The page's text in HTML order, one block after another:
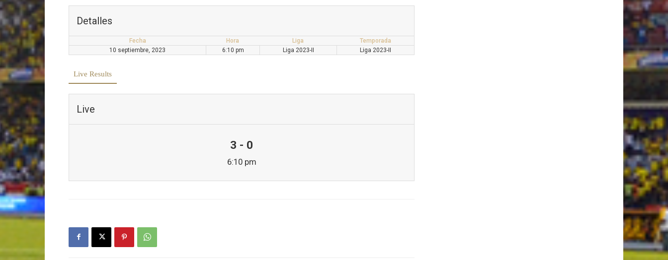
Detalles
Fecha Hora Liga
Temporada
10 septiembre, 2023
6:10 pm Liga 2023-II Liga 2023-II
Live Results
Live
3 - 0
6:10 pm